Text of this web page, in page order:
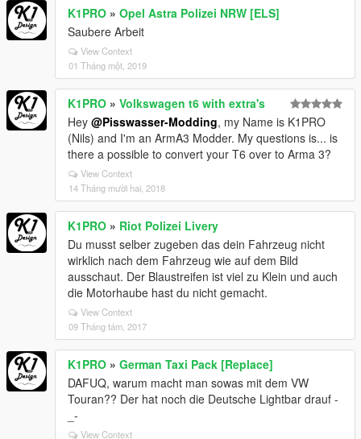
K1PRO » Opel Astra Polizei NRW [ELS]
Saubere Arbeit
View Context
01 Tháng một, 2019
K1PRO » Volkswagen t6 with extra's
Hey @Pisswasser-Modding, my Name is K1PRO
(Nils) and I'm an ArmA3 Modder. My questions is... is
there a possible to convert your T6 over to Arma 3?
View Context
14 Tháng mười hai, 2018
K1PRO » Riot Polizei Livery
Du musst selber zugeben das dein Fahrzeug nicht
wirklich nach dem Fahrzeug wie auf dem Bild
ausschaut. Der Blaustreifen ist viel zu Klein und auch
die Motorhaube hast du nicht gemacht.
View Context
09 Tháng tám, 2017
K1PRO » German Taxi Pack [Replace]
DAFUQ, warum macht man sowas mit dem VW
Touran?? Der hat noch die Deutsche Lightbar drauf -
_-
View Context